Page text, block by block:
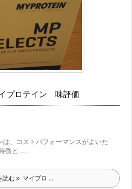
プロテイン 味評価
、コストパフォーマンスがよいた
徴と ...
読む マイプロ ...